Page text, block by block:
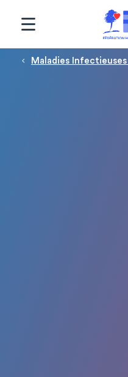
Fil d'Ariane
Maladies
Panneau de gestion des